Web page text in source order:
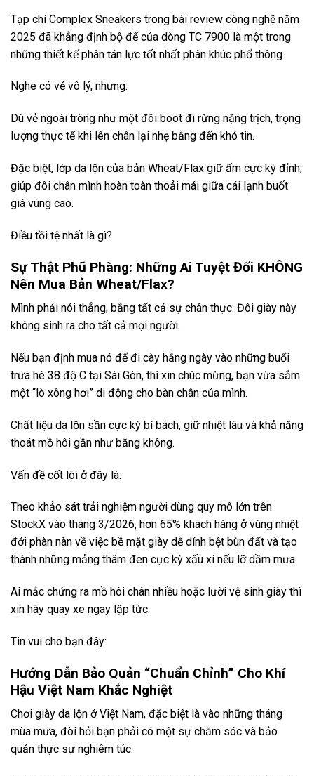
Tạp chí Complex Sneakers trong bài review công nghệ năm
2025 đã khẳng định bộ đế của dòng TC 7900 là một trong
những thiết kế phân tán lực tốt nhất phân khúc phổ thông.
Nghe có vẻ vô lý, nhưng:
Dù vẻ ngoài trông như một đôi boot đi rừng nặng trịch, trọng
lượng thực tế khi lên chân lại nhẹ bẫng đến khó tin.
Đặc biệt, lớp da lộn của bản Wheat/Flax giữ ấm cực kỳ đỉnh,
giúp đôi chân mình hoàn toàn thoải mái giữa cái lạnh buốt
giá vùng cao.
Điều tồi tệ nhất là gì?
Sự Thật Phũ Phàng: Những Ai Tuyệt Đối KHÔNG
Nên Mua Bản Wheat/Flax?
Mình phải nói thẳng, bằng tất cả sự chân thực: Đôi giày này
không sinh ra cho tất cả mọi người.
Nếu bạn định mua nó để đi cày hằng ngày vào những buổi
trưa hè 38 độ C tại Sài Gòn, thì xin chúc mừng, bạn vừa sắm
một “lò xông hơi” di động cho bàn chân của mình.
Chất liệu da lộn sần cực kỳ bí bách, giữ nhiệt lâu và khả năng
thoát mồ hôi gần như bằng không.
Vấn đề cốt lõi ở đây là:
Theo khảo sát trải nghiệm người dùng quy mô lớn trên
StockX vào tháng 3/2026, hơn 65% khách hàng ở vùng nhiệt
đới phàn nàn về việc bề mặt giày dễ dính bệt bùn đất và tạo
thành những mảng thâm đen cực kỳ xấu xí nếu lỡ dầm mưa.
Ai mắc chứng ra mồ hôi chân nhiều hoặc lười vệ sinh giày thì
xin hãy quay xe ngay lập tức.
Tin vui cho bạn đây:
Hướng Dẫn Bảo Quản “Chuẩn Chỉnh” Cho Khí
Hậu Việt Nam Khắc Nghiệt
Chơi giày da lộn ở Việt Nam, đặc biệt là vào những tháng
mùa mưa, đòi hỏi bạn phải có một sự chăm sóc và bảo
quản thực sự nghiêm túc.